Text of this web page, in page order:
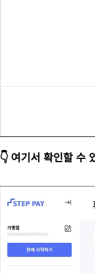
👇 여기서 확인할 수